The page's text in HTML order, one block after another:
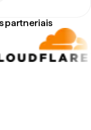
partneriais